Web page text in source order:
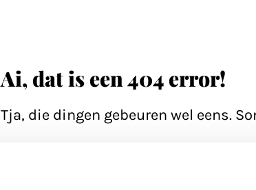
Ai, dat is een 404 error!
Tja, die dingen gebeuren wel eens.